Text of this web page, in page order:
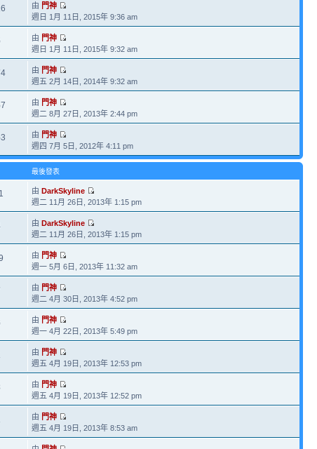
由 門神
週日 1月 11日, 2015年 9:36 am
由 門神
週日 1月 11日, 2015年 9:32 am
由 門神
週五 2月 14日, 2014年 9:32 am
由 門神
週二 8月 27日, 2013年 2:44 pm
由 門神
週四 7月 5日, 2012年 4:11 pm
最後發表
由DarkSkyline
週二 11月 26日, 2013年 1:15 pm
由DarkSkyline
週二 11月 26日, 2013年 1:15 pm
由 門神
週一 5月 6日, 2013年 11:32 am
由 門神
週二 4月 30日, 2013年 4:52 pm
由 門神
週一 4月 22日, 2013年 5:49 pm
由 門神
週五 4月 19日, 2013年 12:53 pm
由 門神
週五 4月 19日, 2013年 12:52 pm
由 門神
週五 4月 19日, 2013年 8:53 am